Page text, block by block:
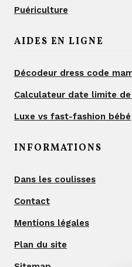
Puériculture
AIDES EN LIGNE
Décodeur dress code
Calculateur date limite
Luxe vs fast-fashion bébé
INFORMATIONS
Dans les coulisses
Contact
Mentions légales
Plan du site